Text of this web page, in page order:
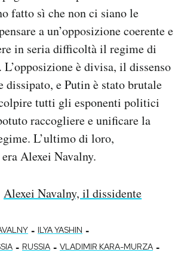
fatto sì che non ci siano le
a un’opposizione coerente e
in seria difficoltà il regime di
è divisa, il dissenso
dissipato, e Putin è stato brutale
tutti gli esponenti politici
raccogliere e unificare la
L’ultimo di loro,
Alexei Navalny.
Alexei Navalny, il dissidente
- ILYA YASHIN -
- RUSSIA - VLADIMIR KARA-MURZA -